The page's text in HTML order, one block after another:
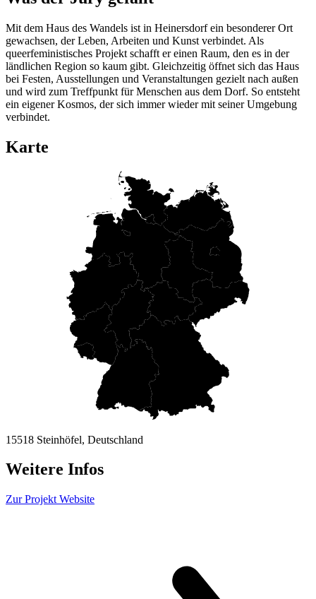
Mit dem Haus des Wandels ist in Heinersdorf ein besonderer Ort
gewachsen, der Leben, Arbeiten und Kunst verbindet. Als
queerfeministisches Projekt schafft er einen Raum, den es in der
ländlichen Region so kaum gibt. Gleichzeitig öffnet sich das Haus
bei Festen, Ausstellungen und Veranstaltungen gezielt nach außen
und wird zum Treffpunkt für Menschen aus dem Dorf. So entsteht
ein eigener Kosmos, der sich immer wieder mit seiner Umgebung
verbindet.
Karte
15518 Steinhöfel, Deutschland
Weitere Infos
Zur Projekt Website